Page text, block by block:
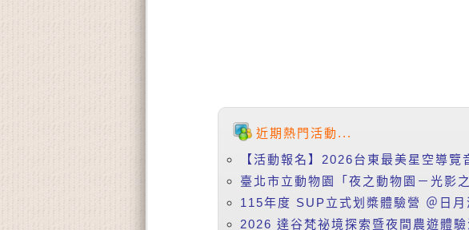
近期熱門活動...
【活動報名】2026台東最美星空導覽
臺北市立動物園「夜之動物園－光影
115年度 SUP立式划槳體驗營 ＠日
2026 達谷梵祕境探索暨夜間農遊體